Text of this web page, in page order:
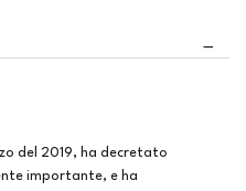
del 2019, ha decretato
importante, e ha